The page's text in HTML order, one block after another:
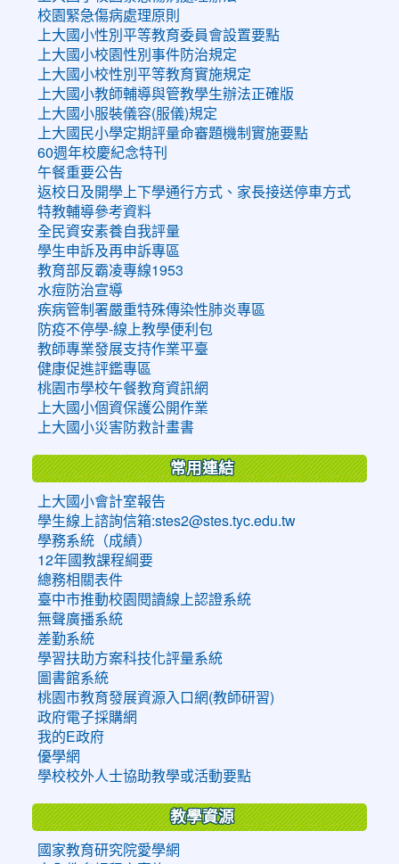
校園緊急傷病處理原則
上大國小性別平等教育委員會設置要點
上大國小校園性別事件防治規定
上大國小校性別平等教育實施規定
上大國小教師輔導與管教學生辦法正確版
上大國小服裝儀容(服儀)規定
上大國民小學定期評量命審題機制實施要點
60週年校慶紀念特刊
午餐重要公告
返校日及開學上下學通行方式、家長接送停車方式
特教輔導參考資料
全民資安素養自我評量
學生申訴及再申訴專區
教育部反霸凌專線1953
水痘防治宣導
疾病管制署嚴重特殊傳染性肺炎專區
防疫不停學-線上教學便利包
教師專業發展支持作業平臺
健康促進評鑑專區
桃園市學校午餐教育資訊網
上大國小個資保護公開作業
上大國小災害防救計畫書
常用連結
上大國小會計室報告
學生線上諮詢信箱:stes2@stes.tyc.edu.tw
學務系統（成績）
12年國教課程綱要
總務相關表件
臺中市推動校園閱讀線上認證系統
無聲廣播系統
差勤系統
學習扶助方案科技化評量系統
圖書館系統
桃園市教育發展資源入口網(教師研習)
政府電子採購網
我的E政府
優學網
學校校外人士協助教學或活動要點
教學資源
國家教育研究院愛學網